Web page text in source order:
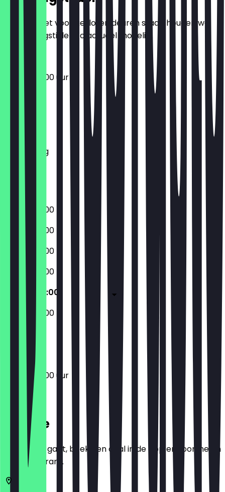
Zodat je niet voor gesloten deuren staat, houden we
de openingstijden zo actueel mogelijk.
09:30 - 20:00 uur
Maandag
Dinsdag
Donderdag
Vrijdag
Zaterdag
Zondag
09:30 - 20:00
09:30 - 20:00
09:30 - 20:00
09:30 - 20:00
09:30 - 20:00
09:30 - 20:00
Gesloten
09:30 - 20:00 uur
Locatie
Voordat je gaat, boek een deal in de app en toon het in
het restaurant.